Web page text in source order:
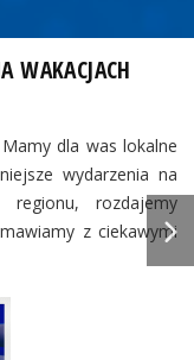
WAKACJACH
dla was lokalne
wydarzenia na
rozdajemy
z ciekawymi